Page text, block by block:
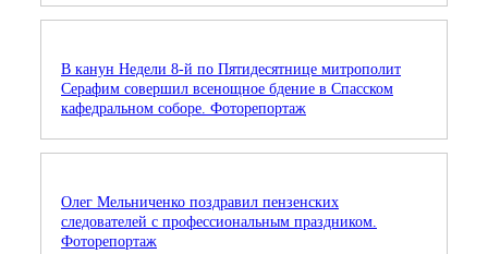
В канун Недели 8-й по Пятидесятнице митрополит
Серафим совершил всенощное бдение в Спасском
кафедральном соборе. Фоторепортаж
Олег Мельниченко поздравил пензенских
следователей с профессиональным праздником.
Фоторепортаж